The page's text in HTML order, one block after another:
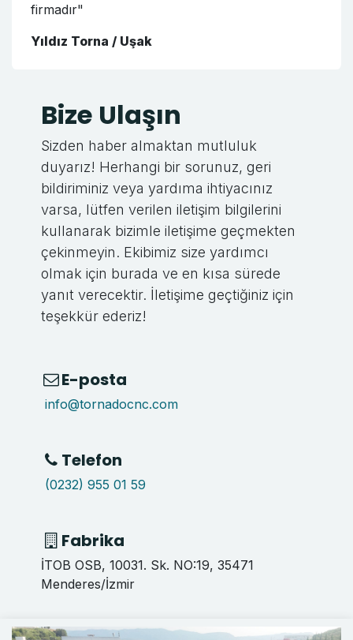
firmadır"
Yıldız Torna / Uşak
Bize Ulaşın
Sizden haber almaktan mutluluk
duyarız! Herhangi bir sorunuz, geri
bildiriminiz veya yardıma ihtiyacınız
varsa, lütfen verilen iletişim bilgilerini
kullanarak bizimle iletişime geçmekten
çekinmeyin. Ekibimiz size yardımcı
olmak için burada ve en kısa sürede
yanıt verecektir. İletişime geçtiğiniz için
teşekkür ederiz!
E-posta
info@tornadocnc.com
Telefon
(0232) 955 01 59
Fabrika
İTOB OSB, 10031. Sk. NO:19, 35471
Menderes/İzmir